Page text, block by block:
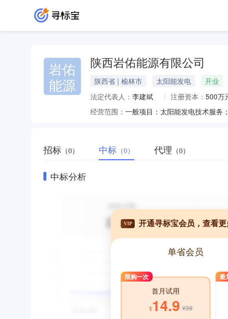
岩佑
能源
陕西岩佑能源有限公司
陕西省 | 榆林市 太阳能发电
开业
法定代表人： 李建斌 注册资本： 500万
经营范围：
招标 （0） 中标 （0） 代理 （0）
中标分析
VIP 开通寻标宝会员，查看
单省会员
限购一次
首月试用
¥14.9 ¥39
最